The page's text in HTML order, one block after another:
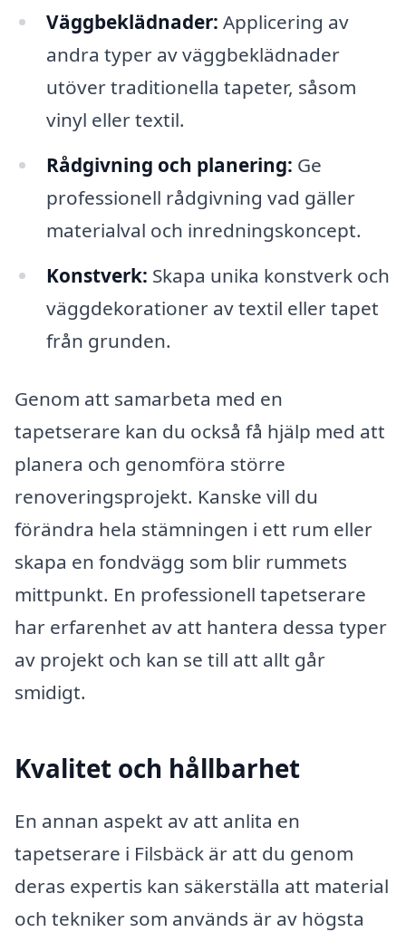
Väggbeklädnader: Applicering av
andra typer av väggbeklädnader
utöver traditionella tapeter, såsom
vinyl eller textil.
Rådgivning och planering: Ge
professionell rådgivning vad gäller
materialval och inredningskoncept.
Konstverk: Skapa unika konstverk och
väggdekorationer av textil eller tapet
från grunden.
Genom att samarbeta med en
tapetserare kan du också få hjälp med att
planera och genomföra större
renoveringsprojekt. Kanske vill du
förändra hela stämningen i ett rum eller
skapa en fondvägg som blir rummets
mittpunkt. En professionell tapetserare
har erfarenhet av att hantera dessa typer
av projekt och kan se till att allt går
smidigt.
Kvalitet och hållbarhet
En annan aspekt av att anlita en
tapetserare i Filsbäck är att du genom
deras expertis kan säkerställa att material
och tekniker som används är av högsta